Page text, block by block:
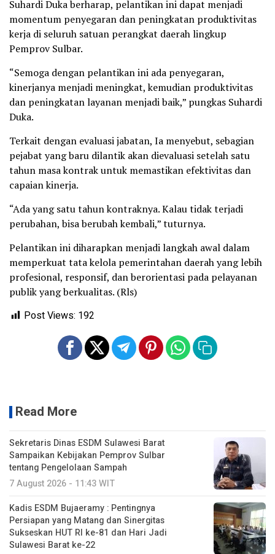
Suhardi Duka berharap, pelantikan ini dapat menjadi
momentum penyegaran dan peningkatan produktivitas
kerja di seluruh satuan perangkat daerah lingkup
Pemprov Sulbar.
“Semoga dengan pelantikan ini ada penyegaran,
kinerjanya menjadi meningkat, kemudian produktivitas
dan peningkatan layanan menjadi baik,” pungkas Suhardi
Duka.
Terkait dengan evaluasi jabatan, Ia menyebut, sebagian
pejabat yang baru dilantik akan dievaluasi setelah satu
tahun masa kontrak untuk memastikan efektivitas dan
capaian kinerja.
“Ada yang satu tahun kontraknya. Kalau tidak terjadi
perubahan, bisa berubah kembali,” tuturnya.
Pelantikan ini diharapkan menjadi langkah awal dalam
memperkuat tata kelola pemerintahan daerah yang lebih
profesional, responsif, dan berorientasi pada pelayanan
publik yang berkualitas. (Rls)
Post Views: 192
Read More
Sekretaris Dinas ESDM Sulawesi Barat
Sampaikan Kebijakan Pemprov Sulbar
tentang Pengelolaan Sampah
7 August 2026 - 11:43 WIT
Kadis ESDM Bujaeramy : Pentingnya
Persiapan yang Matang dan Sinergitas
Sukseskan HUT RI ke-81 dan Hari Jadi
Sulawesi Barat ke-22